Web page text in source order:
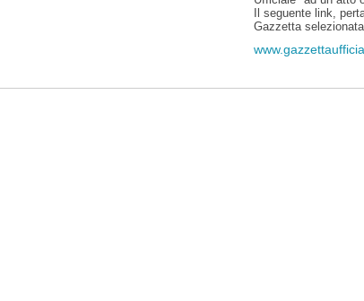
Il seguente link,
Gazzetta